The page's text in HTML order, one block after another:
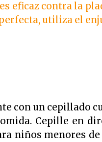
blanqueante
| 500 ml x 2
atrás
eficaz contra la
utiliza el
con un cepillado
Cepille en
niños menores